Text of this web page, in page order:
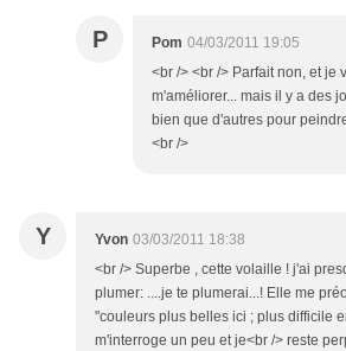
P Pom 04/03/2011 19:05
<br /> <br /> Parfait non, et je
m'améliorer... mais il y a des
bien que d'autres pour
<br />
Y Yvon 03/03/2011 18:38
<br /> Superbe , cette volaille ! j'ai
plumer: ....je te plumerai...! Elle me
"couleurs plus belles ici ; plus difficile
m'interroge un peu et je<br /> reste